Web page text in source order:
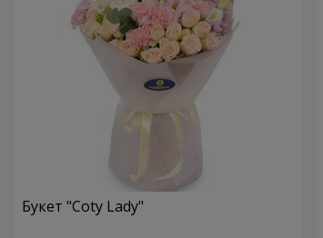
Букет "Coty Lady"